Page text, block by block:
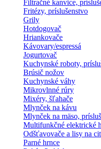
Filtračné kanvice,
Fritézy, príslušenstvo
Grily
Hotdogovač
Hriankovače
Kávovary/espressá
Jogurtovač
Kuchynské roboty,
Brúsič nožov
Kuchynské váhy
Mikrovlnné rúry
Mixéry, šľahače
Mlynček na kávu
Mlynček na mäso,
Multifunkčné elektrické
Odšťavovače a lisy na
Parné hrnce